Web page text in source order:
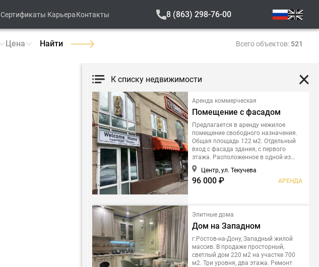
Сертификаты КарьераКонтакты 8 (863) 298-76-00
Цена Найти Всего объектов: 521
К списку недвижимости
Аренда коммерческая
Помещение с фасадом
Предлагается в аренду нежилое
помещение свободного назначения.
Общая площадь 122 м2. Отдельный
вход с фасада здания, с первого
этажа. Расположенное в одной из
самых востребованных деловых
локаций Ростова-на-Дону - на
пересечении улицы Текучева и
Центр, ул. Текучева
96 000 ₽ АРЕНДА
Элитные дома
Дом на Западном
г.Ростов-на-Дону, Западный жилой
массив. В продаже просторный,
светлый дом 220 м2 на участке 700
м2. Три уровня, два этажа. Ремонт